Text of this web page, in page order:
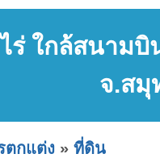
ร่ ใกล้สนาม
จ.สมุ
ตกแต่ง » ที่ดิน